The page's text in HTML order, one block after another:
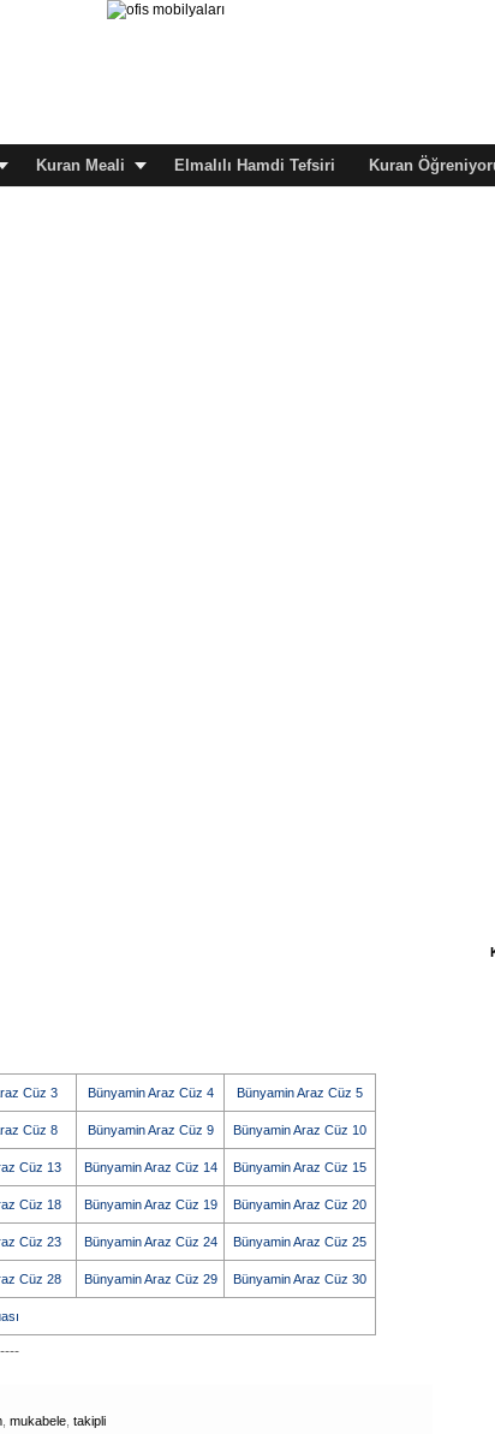
Kuran Meali Elmalılı Hamdi Tefsiri Kuran
Cüz 3 Bünyamin Araz Cüz 4 Bünyamin Araz Cüz 5
Cüz 8 Bünyamin Araz Cüz 9 Bünyamin Araz Cüz 10
Cüz 13 Bünyamin Araz Cüz 14 Bünyamin Araz Cüz 15
Cüz 18 Bünyamin Araz Cüz 19 Bünyamin Araz Cüz 20
Cüz 23 Bünyamin Araz Cüz 24 Bünyamin Araz Cüz 25
Cüz 28 Bünyamin Araz Cüz 29 Bünyamin Araz Cüz 30
----
mukabele takipli